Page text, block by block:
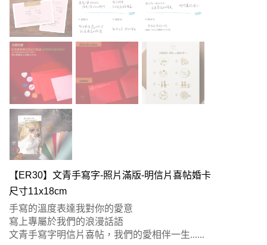
【ER30】文青手寫字-照片滿版-明信片喜帖婚卡
尺寸11x18cm
手寫的溫度表達我對你的愛意
寫上專屬於我們的浪漫話語
文青手寫字明信片喜帖，我們的愛相伴一生......